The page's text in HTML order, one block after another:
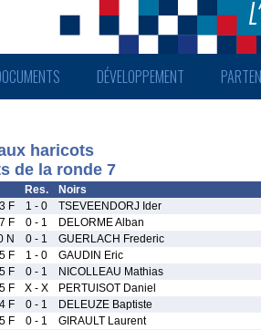
DÉVELOPPEMENT
haricots
de la ronde 7
Res. Noirs
F 1 - 0 TSEVEENDORJ Ider
F 0 - 1 DELORME Alban
N 0 - 1 GUERLACH Frederic
F 1 - 0 GAUDIN Eric
F 0 - 1 NICOLLEAU Mathias
F X - X PERTUISOT Daniel
F 0 - 1 DELEUZE Baptiste
F 0 - 1 GIRAULT Laurent